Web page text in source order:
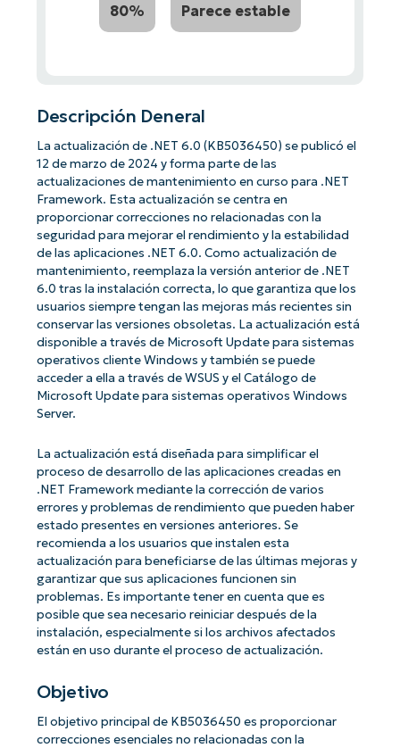
80% Parece estable
Descripción Deneral
La actualización de .NET 6.0 (KB5036450) se publicó el
12 de marzo de 2024 y forma parte de las
actualizaciones de mantenimiento en curso para .NET
Framework. Esta actualización se centra en
proporcionar correcciones no relacionadas con la
seguridad para mejorar el rendimiento y la estabilidad
de las aplicaciones .NET 6.0. Como actualización de
mantenimiento, reemplaza la versión anterior de .NET
6.0 tras la instalación correcta, lo que garantiza que los
usuarios siempre tengan las mejoras más recientes sin
conservar las versiones obsoletas. La actualización está
disponible a través de Microsoft Update para sistemas
operativos cliente Windows y también se puede
acceder a ella a través de WSUS y el Catálogo de
Microsoft Update para sistemas operativos Windows
Server.
La actualización está diseñada para simplificar el
proceso de desarrollo de las aplicaciones creadas en
.NET Framework mediante la corrección de varios
errores y problemas de rendimiento que pueden haber
estado presentes en versiones anteriores. Se
recomienda a los usuarios que instalen esta
actualización para beneficiarse de las últimas mejoras y
garantizar que sus aplicaciones funcionen sin
problemas. Es importante tener en cuenta que es
posible que sea necesario reiniciar después de la
instalación, especialmente si los archivos afectados
están en uso durante el proceso de actualización.
Objetivo
El objetivo principal de KB5036450 es proporcionar
correcciones esenciales no relacionadas con la